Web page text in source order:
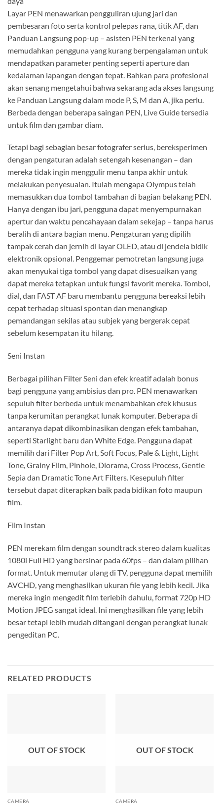
Layar PEN menawarkan pengguliran ujung jari dan
pembesaran foto serta kontrol pelepas rana, titik AF, dan
Panduan Langsung pop-up – asisten PEN terkenal yang
memudahkan pengguna yang kurang berpengalaman untuk
mendapatkan parameter penting seperti aperture dan
kedalaman lapangan dengan tepat. Bahkan para profesional
akan senang mengetahui bahwa sekarang ada akses langsung
ke Panduan Langsung dalam mode P, S, M dan A, jika perlu.
Berbeda dengan beberapa saingan PEN, Live Guide tersedia
untuk film dan gambar diam.
Tetapi bagi sebagian besar fotografer serius, bereksperimen
dengan pengaturan adalah setengah kesenangan – dan
mereka tidak ingin menggulir menu tanpa akhir untuk
melakukan penyesuaian. Itulah mengapa Olympus telah
memasukkan dua tombol tambahan di bagian belakang PEN.
Hanya dengan ibu jari, pengguna dapat menyempurnakan
apertur dan waktu pencahayaan dalam sekejap – tanpa harus
beralih di antara bagian menu. Pengaturan yang dipilih
tampak cerah dan jernih di layar OLED, atau di jendela bidik
elektronik opsional. Penggemar pemotretan langsung juga
akan menyukai tiga tombol yang dapat disesuaikan yang
dapat mereka tetapkan untuk fungsi favorit mereka. Tombol,
dial, dan FAST AF baru membantu pengguna bereaksi lebih
cepat terhadap situasi spontan dan menangkap
pemandangan sekilas atau subjek yang bergerak cepat
sebelum kesempatan itu hilang.
Seni Instan
Berbagai pilihan Filter Seni dan efek kreatif adalah bonus
bagi pengguna yang ambisius dan pro. PEN menawarkan
sepuluh filter berbeda untuk menambahkan efek khusus
tanpa kerumitan perangkat lunak komputer. Beberapa di
antaranya dapat dikombinasikan dengan efek tambahan,
seperti Starlight baru dan White Edge. Pengguna dapat
memilih dari Filter Pop Art, Soft Focus, Pale & Light, Light
Tone, Grainy Film, Pinhole, Diorama, Cross Process, Gentle
Sepia dan Dramatic Tone Art Filters. Kesepuluh filter
tersebut dapat diterapkan baik pada bidikan foto maupun
film.
Film Instan
PEN merekam film dengan soundtrack stereo dalam kualitas
1080i Full HD yang bersinar pada 60fps – dan dalam pilihan
format. Untuk memutar ulang di TV, pengguna dapat memilih
AVCHD, yang menghasilkan ukuran file yang lebih kecil. Jika
mereka ingin mengedit film terlebih dahulu, format 720p HD
Motion JPEG sangat ideal. Ini menghasilkan file yang lebih
besar tetapi lebih mudah ditangani dengan perangkat lunak
pengeditan PC.
RELATED PRODUCTS
OUT OF STOCK
CAMERA
OUT OF STOCK
CAMERA